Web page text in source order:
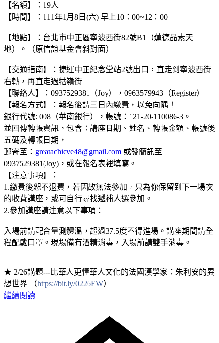
【名額】：19人
【時間】：111年1月8日(六) 早上10：00~12：00
【地點】：台北市中正區寧波西街82號B1（蓮德品素天
地）。（原信誼基金會斜對面）
【交通指南】：捷運中正紀念堂站2號出口，直走到寧波西街
右轉，再直走過牯嶺街
【聯絡人】：0937529381（Joy），0963579943（Register）
【報名方式】：報名後請三日內繳費，以免向隅！
銀行代號: 008（華南銀行），帳號：121-20-110086-3。
並回傳轉帳資訊，包含：講座日期、姓名、轉帳金額、帳號後
五碼及轉帳日期，
郵寄至： greatachieve48@gmail.com 或發簡訊至
0937529381(Joy)，或在報名表裡填寫。
【注意事項】：
1.繳費後恕不退費，若因故無法參加，只為你保留到下一場次
的收費講座，或可自行尋找遞補人選參加。
2.參加講座請注意以下事項：
入場前請配合量測體溫，超過37.5度不得進場。講座期間請全
程配戴口罩。現場備有酒精消毒，入場前請雙手消毒。
★ 2/26講題---比華人更懂華人文化的法國漢學家：朱利安的異
想世界 （https://bit.ly/0226EW）
繼續閱讀